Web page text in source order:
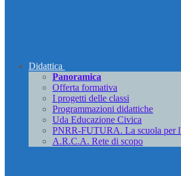
Didattica
Panoramica
Offerta formativa
I progetti delle classi
Programmazioni didattiche
Uda Educazione Civica
PNRR-FUTURA. La scuola per
A.R.C.A. Rete di scopo